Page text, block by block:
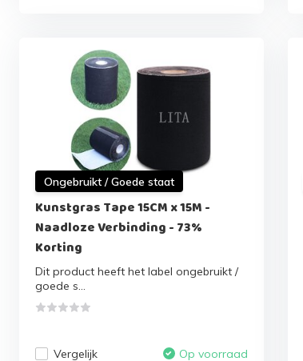
Ongebruikt / Goede staat
Kunstgras Tape 15CM x 15M -
Naadloze Verbinding - 73%
Korting
Dit product heeft het label ongebruikt /
goede s...
Vergelijk Op voorraad